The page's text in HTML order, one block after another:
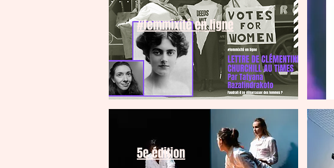
#femmixité en ligne
5e édition